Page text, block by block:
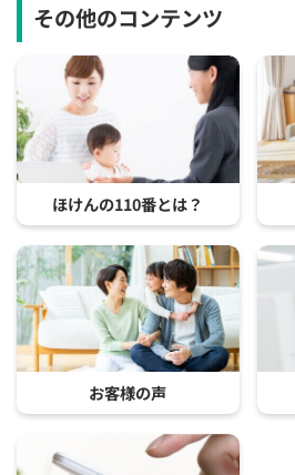
その他のコンテンツ
ほけんの110番とは？
お客様の声